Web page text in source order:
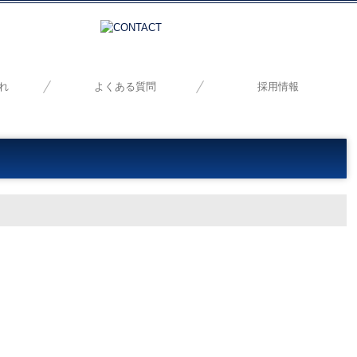
よくある質問 採用情報